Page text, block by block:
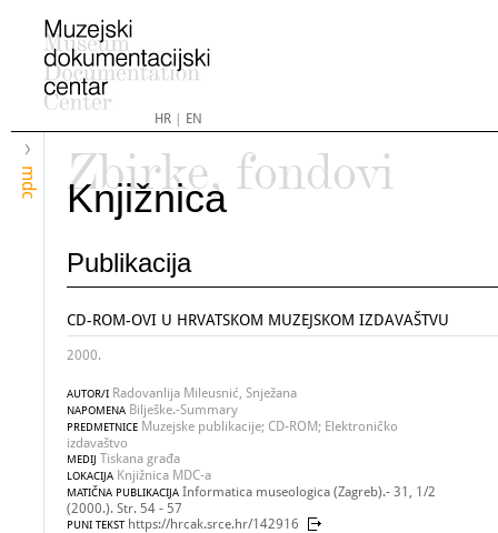
HR| EN
mdc
Zbirke, fondovi
Knjižnica
Publikacija
CD-ROM-OVI U HRVATSKOM MUZEJSKOM IZDAVAŠTVU
2000.
AUTOR/I Radovanlija Mileusnić, Snježana
NAPOMENA Bilješke.-Summary
PREDMETNICE Muzejske publikacije; CD-ROM; Elektroničko
izdavaštvo
MEDIJ Tiskana građa
LOKACIJA Knjižnica MDC-a
MATIČNA PUBLIKACIJA Informatica museologica (Zagreb).- 31, 1/2
(2000.). Str. 54 - 57
PUNI TEKST https://hrcak.srce.hr/142916